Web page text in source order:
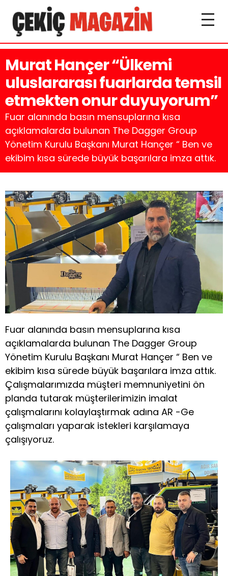
Murat Hançer “Ülkemi
uluslararası fuarlarda temsil
etmekten onur duyuyorum”
Fuar alanında basın mensuplarına kısa
açıklamalarda bulunan The Dagger Group
Yönetim Kurulu Başkanı Murat Hançer “ Ben ve
ekibim kısa sürede büyük başarılara imza attık.
Fuar alanında basın mensuplarına kısa
açıklamalarda bulunan The Dagger Group
Yönetim Kurulu Başkanı Murat Hançer “ Ben ve
ekibim kısa sürede büyük başarılara imza attık.
Çalışmalarımızda müşteri memnuniyetini ön
planda tutarak müşterilerimizin imalat
çalışmalarını kolaylaştırmak adına AR -Ge
çalışmaları yaparak istekleri karşılamaya
çalışıyoruz.